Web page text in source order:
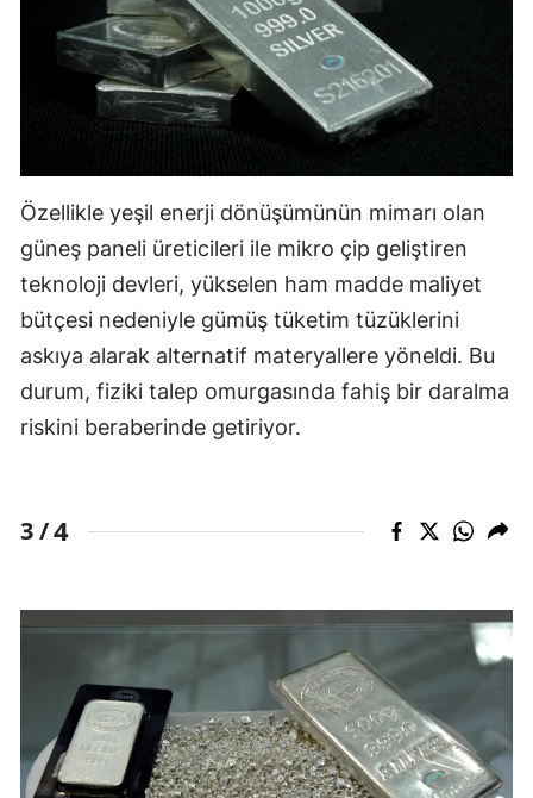
Özellikle yeşil enerji dönüşümünün mimarı olan
güneş paneli üreticileri ile mikro çip geliştiren
teknoloji devleri, yükselen ham madde maliyet
bütçesi nedeniyle gümüş tüketim tüzüklerini
askıya alarak alternatif materyallere yöneldi. Bu
durum, fiziki talep omurgasında fahiş bir daralma
riskini beraberinde getiriyor.
3 /4